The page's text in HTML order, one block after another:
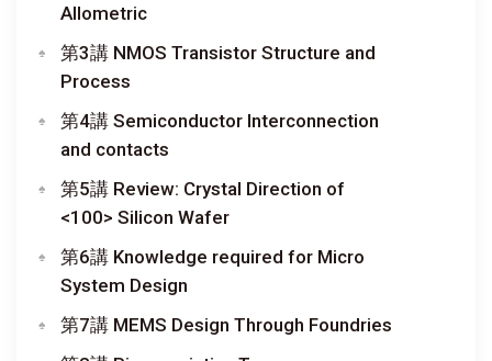
Allometric
第3講 NMOS Transistor Structure and
Process
第4講 Semiconductor Interconnection
and contacts
第5講 Review: Crystal Direction of
<100> Silicon Wafer
第6講 Knowledge required for Micro
System Design
第7講 MEMS Design Through Foundries